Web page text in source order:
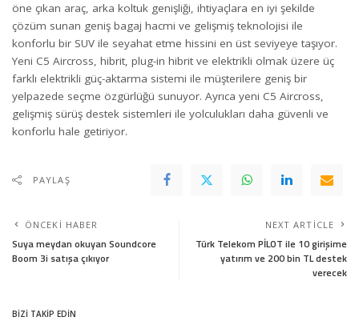
öne çıkan araç, arka koltuk genişliği, ihtiyaçlara en iyi şekilde
çözüm sunan geniş bagaj hacmi ve gelişmiş teknolojisi ile
konforlu bir SUV ile seyahat etme hissini en üst seviyeye taşıyor.
Yeni C5 Aircross, hibrit, plug-in hibrit ve elektrikli olmak üzere üç
farklı elektrikli güç-aktarma sistemi ile müşterilere geniş bir
yelpazede seçme özgürlüğü sunuyor. Ayrıca yeni C5 Aircross,
gelişmiş sürüş destek sistemleri ile yolculukları daha güvenli ve
konforlu hale getiriyor.
PAYLAŞ
ÖNCEKI HABER
Suya meydan okuyan Soundcore
Boom 3i satışa çıkıyor
NEXT ARTICLE
Türk Telekom PİLOT ile 10 girişime
yatırım ve 200 bin TL destek
verecek
BİZİ TAKİP EDİN